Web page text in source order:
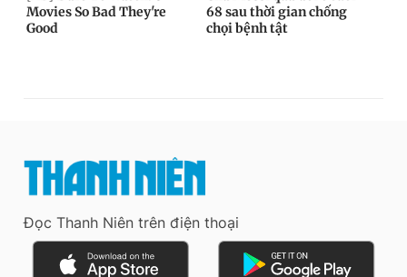
Đọc Thanh Niên trên điện thoại